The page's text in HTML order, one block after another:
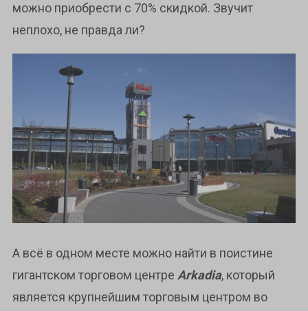
можно приобрести с 70% скидкой. Звучит
неплохо, не правда ли?
А всё в одном месте можно найти в поистине
гигантском торговом центре Arkadia, который
является крупнейшим торговым центром во